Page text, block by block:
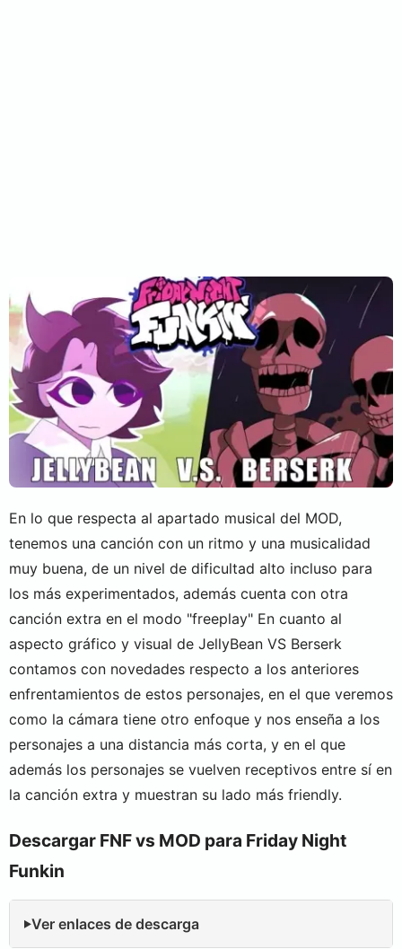
En lo que respecta al apartado musical del MOD,
tenemos una canción con un ritmo y una musicalidad
muy buena, de un nivel de dificultad alto incluso para
los más experimentados, además cuenta con otra
canción extra en el modo "freeplay" En cuanto al
aspecto gráfico y visual de JellyBean VS Berserk
contamos con novedades respecto a los anteriores
enfrentamientos de estos personajes, en el que veremos
como la cámara tiene otro enfoque y nos enseña a los
personajes a una distancia más corta, y en el que
además los personajes se vuelven receptivos entre sí en
la canción extra y muestran su lado más friendly.
Descargar FNF vs MOD para Friday Night
Funkin
Ver enlaces de descarga